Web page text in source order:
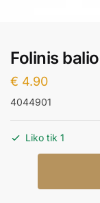
Folinis
€ 4.90
4044901
Liko tik 1